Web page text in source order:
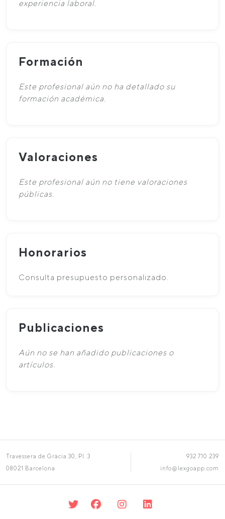
experiencia laboral.
Formación
Este profesional aún no ha detallado su
formación académica.
Valoraciones
Este profesional aún no tiene valoraciones
públicas.
Honorarios
Consulta presupuesto personalizado.
Publicaciones
Aún no se han añadido publicaciones o
artículos.
Travessera de Gràcia 30, Pl. 3
08021 Barcelona
932 710 239
info@lexgoapp.com